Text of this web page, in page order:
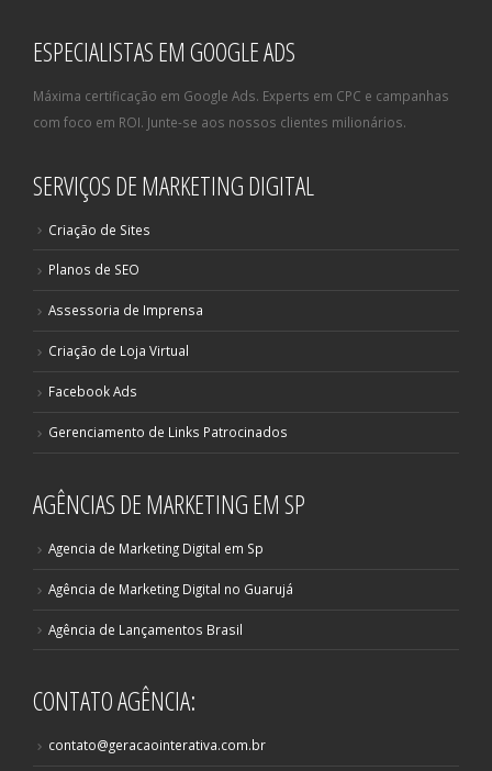
ESPECIALISTAS EM GOOGLE ADS
Máxima certificação em Google Ads. Experts em CPC e campanhas
com foco em ROI. Junte-se aos nossos clientes milionários.
SERVIÇOS DE MARKETING DIGITAL
Criação de Sites
Planos de SEO
Assessoria de Imprensa
Criação de Loja Virtual
Facebook Ads
Gerenciamento de Links Patrocinados
AGÊNCIAS DE MARKETING EM SP
Agencia de Marketing Digital em Sp
Agência de Marketing Digital no Guarujá
Agência de Lançamentos Brasil
CONTATO AGÊNCIA:
contato@geracaointerativa.com.br